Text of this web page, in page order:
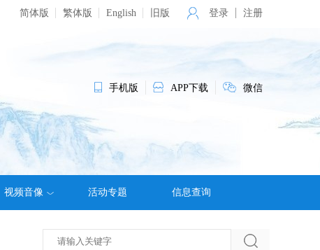
简体版 繁体版 English 旧版 登录 注册
手机版 APP下载 微信
视频音像 活动专题 信息查询